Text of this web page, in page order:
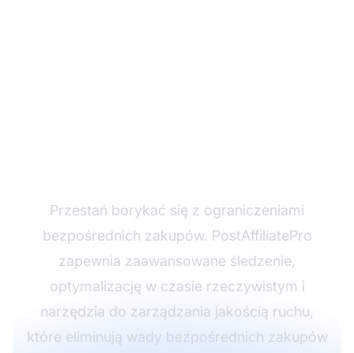
Przestań borykać się z ograniczeniami
bezpośrednich zakupów. PostAffiliatePro
zapewnia zaawansowane śledzenie,
optymalizację w czasie rzeczywistym i
narzędzia do zarządzania jakością ruchu,
które eliminują wady bezpośrednich zakupów